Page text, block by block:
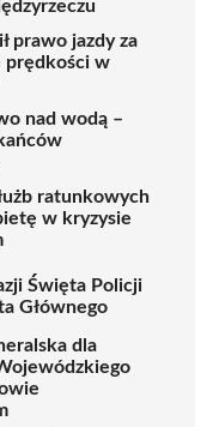
prawo jazdy za
prędkości w
nad wodą –
ratunkowych
w kryzysie
Święta Policji
Głównego
dla